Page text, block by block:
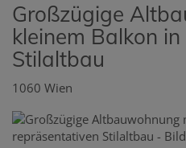
Großzügige
kleinem Balkon
Stilaltbau
1060 Wien